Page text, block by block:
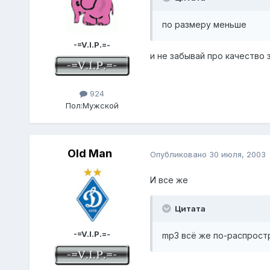
-=V.I.P.=-
924
Пол:Мужской
по размеру меньше
и не забывай про качество
Old Man
-=V.I.P.=-
Опубликовано 30 июля, 2003
И все же
Цитата
mp3 всё же по-